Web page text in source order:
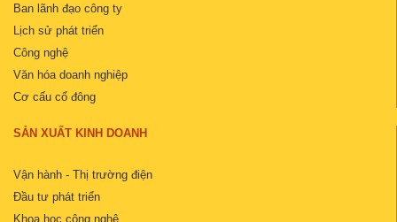
Ban lãnh đạo công ty
Lịch sử phát triển
Công nghệ
Văn hóa doanh nghiệp
Cơ cấu cổ đông
SẢN XUẤT KINH DOANH
Vận hành - Thị trường điện
Đầu tư phát triển
Khoa học công nghệ